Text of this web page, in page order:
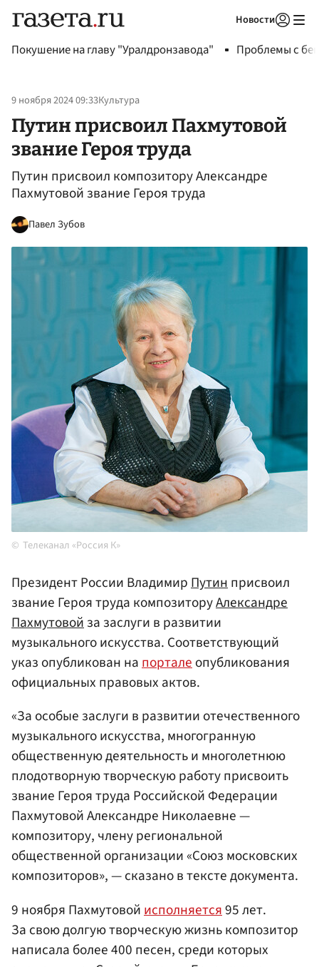
Новости
Покушение на главу "Уралдронзавода" Проблемы с
9 ноября 2024 09:33Культура
Путин присвоил Пахмутовой
звание Героя труда
Путин присвоил композитору Александре
Пахмутовой звание Героя труда
Павел Зубов
Телеканал «Россия К»
Президент России ВладимирПутинприсвоил
звание Героя труда композиторуАлександре
Пахмутовойза заслуги в развитии
музыкального искусства. Соответствующий
указ опубликован напорталеопубликования
официальных правовых актов.
«За особые заслуги в развитии отечественного
музыкального искусства, многогранную
общественную деятельность и многолетнюю
плодотворную творческую работу присвоить
звание Героя труда Российской Федерации
Пахмутовой Александре Николаевне —
композитору, члену региональной
общественной организации «Союз московских
композиторов», — сказано в тексте документа.
9 ноября Пахмутовой исполняется95 лет.
За свою долгую творческую жизнь композитор
написала более 400 песен, среди которых